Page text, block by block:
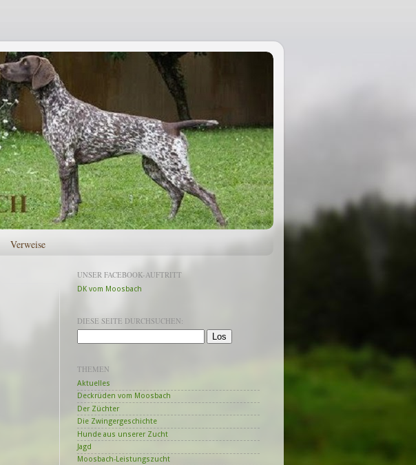
Verweise
UNSER FACEBOOK-AUFTRITT
DK vom Moosbach
DIESE SEITE DURCHSUCHEN:
THEMEN
Aktuelles
Deckrüden vom Moosbach
Der Züchter
Die Zwingergeschichte
Hunde aus unserer Zucht
Jagd
Moosbach-Leistungszucht